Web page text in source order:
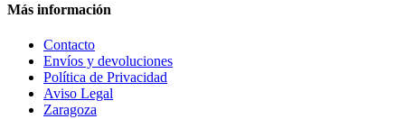
Más información
Contacto
Envíos y devoluciones
Política de Privacidad
Aviso Legal
Zaragoza